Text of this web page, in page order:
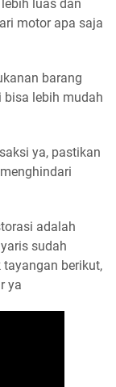
luas dan
motor apa saja
barang
bisa lebih mudah
ya, pastikan
adalah
sudah
berikut,
ya